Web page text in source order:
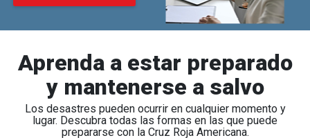
Aprenda a estar preparado
y mantenerse a salvo
Los desastres pueden ocurrir en cualquier momento y
lugar. Descubra todas las formas en las que puede
prepararse con la Cruz Roja Americana.